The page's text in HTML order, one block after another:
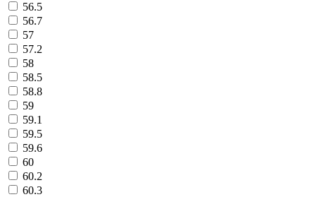
56.5
56.7
57
57.2
58
58.5
58.8
59
59.1
59.5
59.6
60
60.2
60.3